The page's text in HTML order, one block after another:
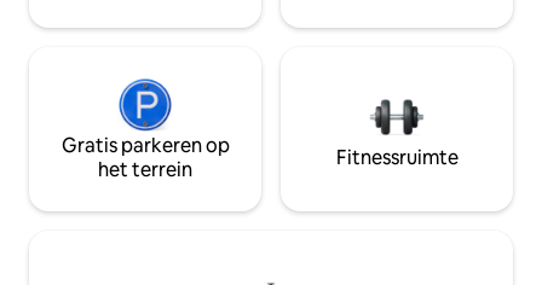
Gratis parkeren op
het terrein
Fitnessruimte